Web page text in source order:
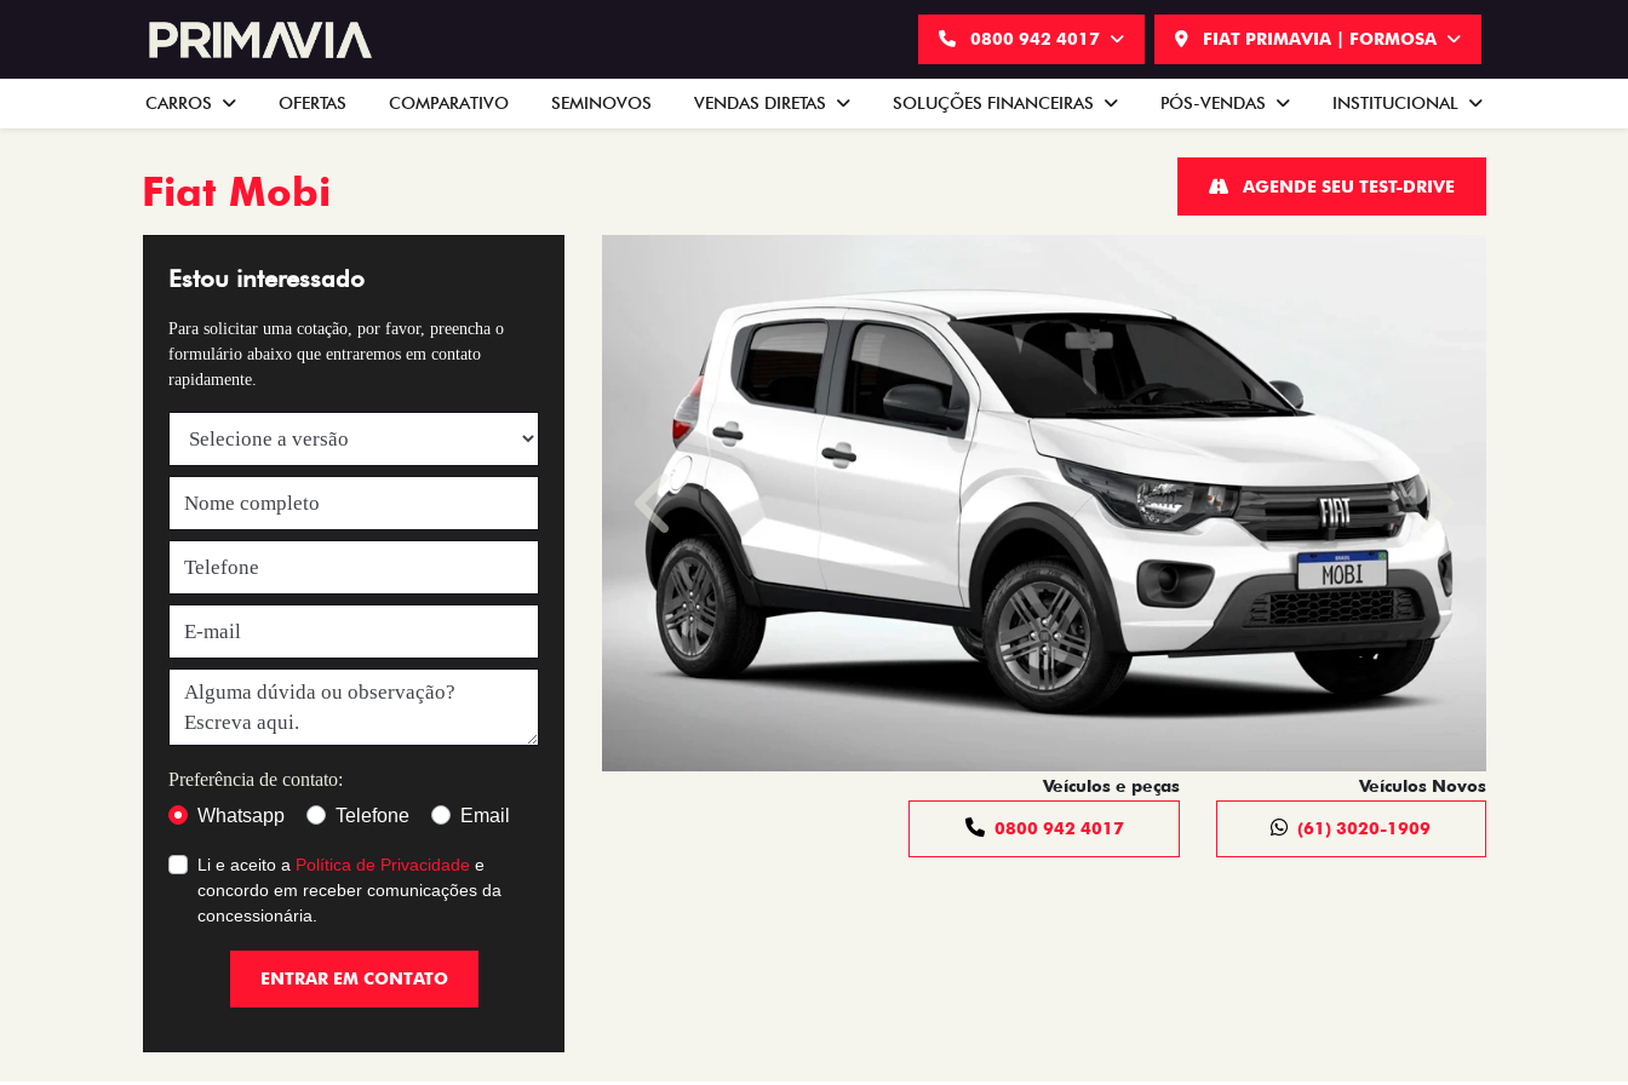
0800 942 4017 FIAT PRIMAVIA | FORMOSA
CARROS OFERTAS COMPARATIVO SEMINOVOS VENDAS DIRETAS SOLUÇÕES FINANCEIRAS PÓS-VENDAS INSTITUCIONAL
Fiat Mobi AGENDE SEU TEST-DRIVE
Estou interessado
Para solicitar uma cotação, por favor, preencha o
formulário abaixo que entraremos em contato
rapidamente.
Preferência de contato:
Whatsapp
Telefone Email
Li e aceito a Política de Privacidade e
concordo em receber comunicações da
concessionária.
ENTRAR EM CONTATO
Anterior Próximo
Veículos e peças
0800 942 4017
Veículos Novos
(61) 3020-1909